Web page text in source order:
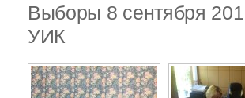
Выборы 8 сентября
УИК